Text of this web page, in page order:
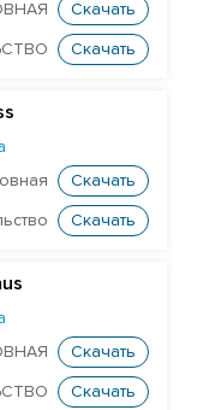
Скачать
Скачать
Скачать
Скачать
Скачать
Скачать